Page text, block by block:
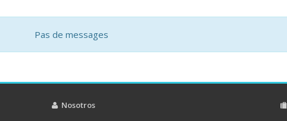
Pas de messages
Nosotros